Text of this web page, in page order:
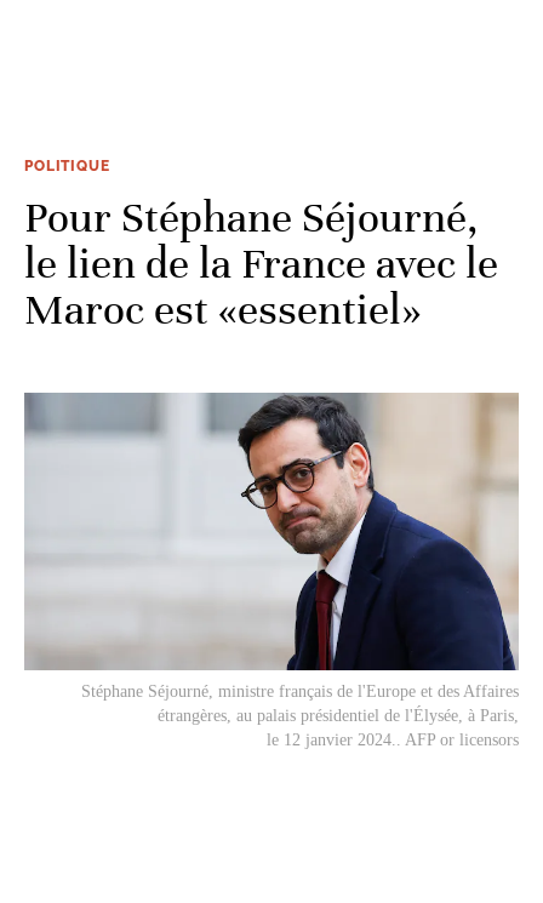
POLITIQUE
Pour Stéphane Séjourné,
le lien de la France avec le
Maroc est «essentiel»
Stéphane Séjourné, ministre français de l'Europe et des Affaires
étrangères, au palais présidentiel de l'Élysée, à Paris,
le 12 janvier 2024.. AFP or licensors